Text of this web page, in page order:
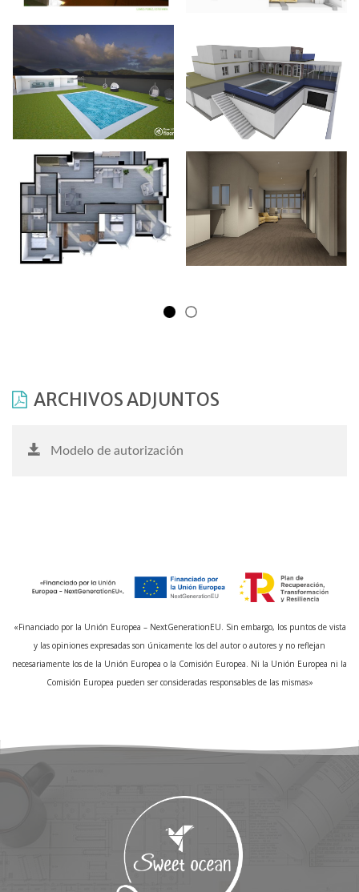
ARCHIVOS ADJUNTOS
Modelo de autorización
«Financiado por la Unión Europea – NextGenerationEU. Sin embargo, los puntos de vista
y las opiniones expresadas son únicamente los del autor o autores y no reflejan
necesariamente los de la Unión Europea o la Comisión Europea. Ni la Unión Europea ni la
Comisión Europea pueden ser consideradas responsables de las mismas»